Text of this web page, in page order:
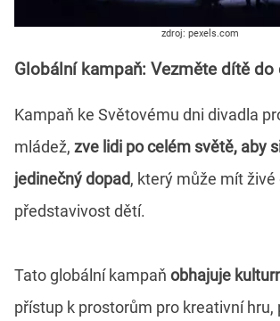
zdroj: pexels.com
Globální kampaň: Vezměte dítě do
Kampaň ke Světovému dni divadla
mládež, zve lidi po celém světě, aby
jedinečný dopad, který může mít živé
představivost dětí.
Tato globální kampaň obhajuje
přístup k prostorům pro kreativní hru,